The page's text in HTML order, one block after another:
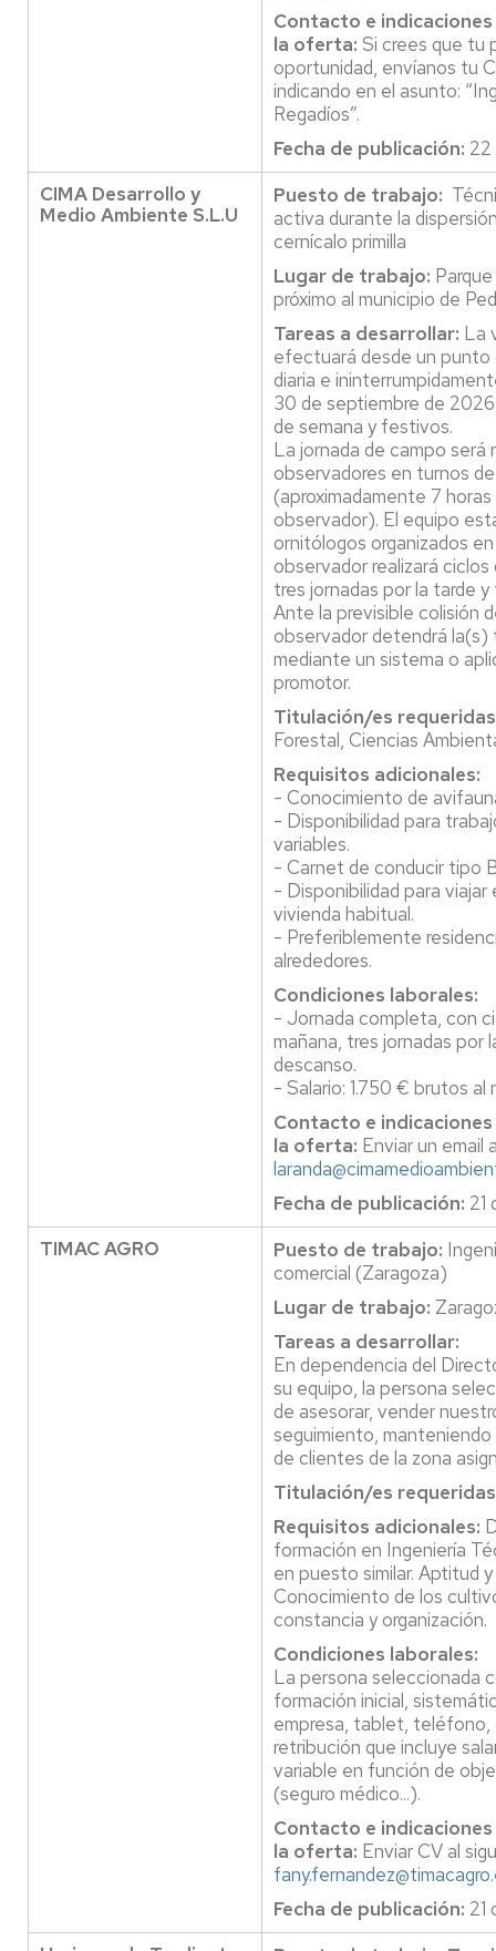
Contacto e
la oferta: Si crees que tu
oportunidad, envíanos tu
indicando en el asunto:
Regadíos”.
Fecha de publicación: 22
CIMA Desarrollo y
Medio Ambiente S.L.U
Puesto de trabajo:
activa durante la
cernícalo primilla
Lugar de trabajo:
próximo al municipio de
Tareas a desarrollar: La
efectuará desde un punto
diaria e
30 de septiembre de
de semana y festivos.
La jornada de campo será
observadores en turnos
(aproximadamente 7
observador). El equipo
ornitólogos organizados
observador realizará
tres jornadas por la tarde
Ante la previsible colisión
observador detendrá
mediante un sistema o
promotor.
Titulación/es
Forestal, Ciencias
Requisitos adicionales:
- Conocimiento de
- Disponibilidad para
variables.
- Carnet de conducir tipo
- Disponibilidad para
vivienda habitual.
- Preferiblemente
alrededores.
Condiciones laborales:
- Jornada completa, con
mañana, tres jornadas por
descanso.
- Salario: 1.750 € brutos al
Contacto e
la oferta: Enviar un email
Fecha de publicación: 21
TIMAC AGRO
Puesto de trabajo:
comercial (Zaragoza)
Lugar de trabajo:
Tareas a desarrollar:
En dependencia del
su equipo, la persona
de asesorar, vender
seguimiento,
de clientes de la zona
Titulación/es
Requisitos adicionales:
formación en Ingeniería
en puesto similar. Aptitud
Conocimiento de los
constancia y organización.
Condiciones laborales:
La persona seleccionada
formación inicial,
empresa, tablet,
retribución que incluye
variable en función de
(seguro médico...).
Contacto e
la oferta: Enviar CV al
Fecha de publicación: 21